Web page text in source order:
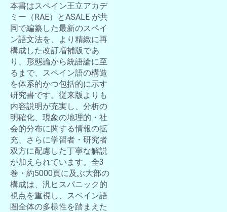
本書はスペイン王立アカデ
ミー（RAE）とASALE が共
同で編纂した最新のスペイ
ン語文法を、より精緻に再
構成した改訂増補版であ
り、形態論から統語論に至
るまで、スペイン語の構造
を体系的かつ包括的に示す
研究書です。従来版よりも
内容説明が充実し、分析の
明確化、現象の地理的・社
会的分布に関する情報の拡
充、さらに学習者・研究者
双方に配慮した丁寧な解説
が加えられています。全3
巻・約5000頁に及ぶ大部の
構成は、汎ヒスパニック的
視点を重視し、スペイン語
圏全体の多様性を踏まえた